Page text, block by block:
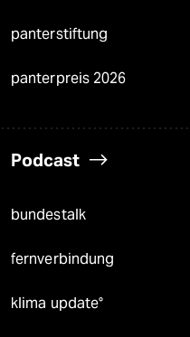
panterstiftung
panterpreis 2026
Podcast
bundestalk
fernverbindung
klima update°